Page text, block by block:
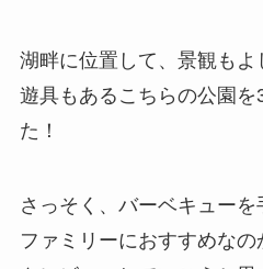
湖畔に位置して、景観も
遊具もあるこちらの公園を
た！
さっそく、バーベキューを
ファミリーにおすすめな